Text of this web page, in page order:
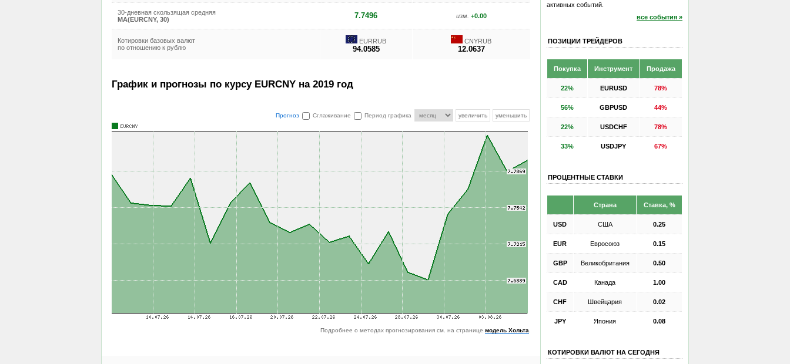
30-дневная скользящая средняя
MA(EURCNY, 30)
7.7496 изм. +0.00
Котировки базовых валют
по отношению к рублю
EURRUB
94.0585
CNYRUB
12.0637
График и прогнозы по курсу EURCNY на 2019 год
Прогноз Сглаживание Период графика увеличить уменьшить
Подробнее о методах прогнозирования см. на странице модель Хольта
активных событий.
все события »
ПОЗИЦИИ ТРЕЙДЕРОВ
Покупка Инструмент Продажа
22% EURUSD 78%
56% GBPUSD 44%
22% USDCHF 78%
33% USDJPY 67%
ПРОЦЕНТНЫЕ СТАВКИ
Страна Ставка, %
USD США 0.25
EUR Евросоюз 0.15
GBP Великобритания 0.50
CAD Канада 1.00
CHF Швейцария 0.02
JPY Япония 0.08
КОТИРОВКИ ВАЛЮТ НА СЕГОДНЯ